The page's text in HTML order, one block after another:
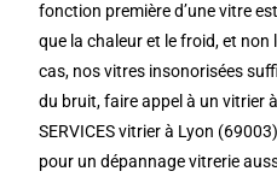
fonction première d’une vitre
que la chaleur et le froid, et
cas, nos vitres insonorisées
du bruit, faire appel à un vitrier
SERVICES vitrier à Lyon
pour un dépannage vitrerie